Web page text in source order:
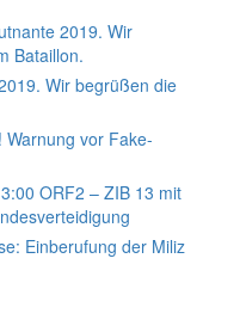
2019. Wir
Bataillon.
Wir begrüßen die
Warnung vor Fake-
ORF2 – ZIB 13 mit
Einberufung der Miliz